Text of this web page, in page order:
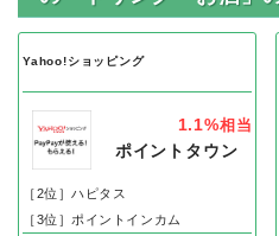
Yahoo!ショッピング
1.1%相当
ポイントタウン
［2位］ハピタス
［3位］ポイントインカム